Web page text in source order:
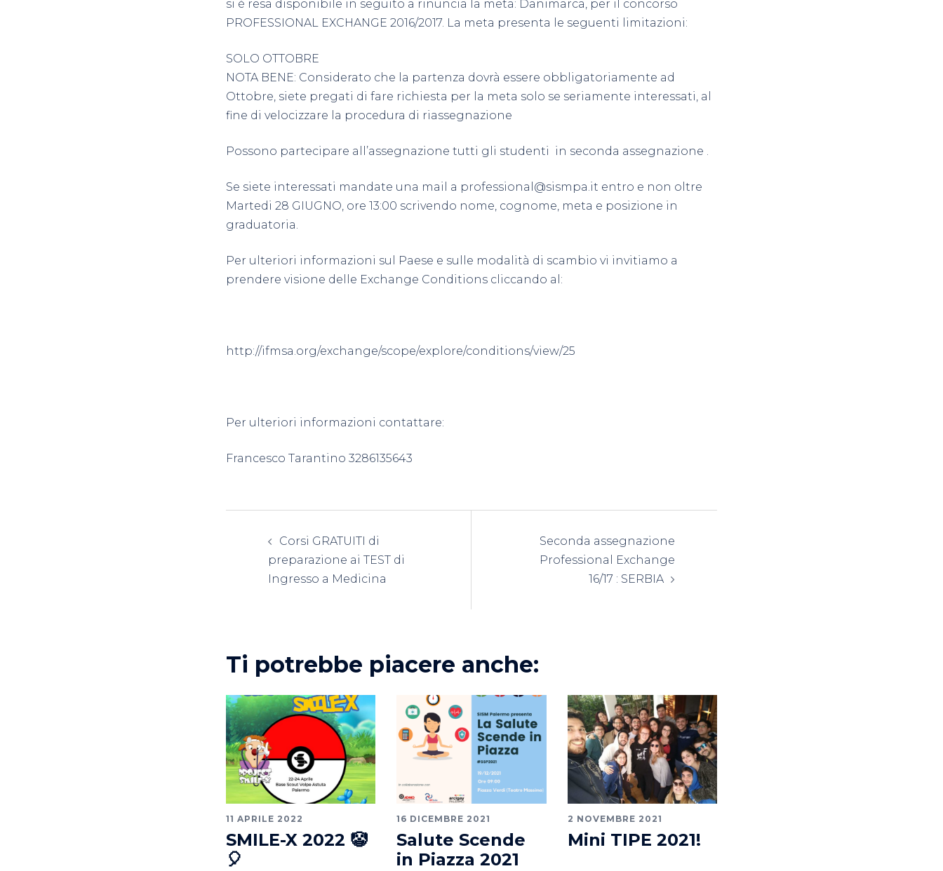
si è resa disponibile in seguito a rinuncia la meta: Danimarca, per il concorso
PROFESSIONAL EXCHANGE 2016/2017. La meta presenta le seguenti limitazioni:
SOLO OTTOBRE
NOTA BENE: Considerato che la partenza dovrà essere obbligatoriamente ad
Ottobre, siete pregati di fare richiesta per la meta solo se seriamente interessati, al
fine di velocizzare la procedura di riassegnazione
Possono partecipare all’assegnazione tutti gli studenti in seconda assegnazione .
Se siete interessati mandate una mail a professional@sismpa.it entro e non oltre
Martedi 28 GIUGNO, ore 13:00 scrivendo nome, cognome, meta e posizione in
graduatoria.
Per ulteriori informazioni sul Paese e sulle modalità di scambio vi invitiamo a
prendere visione delle Exchange Conditions cliccando al:
http://ifmsa.org/exchange/scope/explore/conditions/view/25
Per ulteriori informazioni contattare:
Francesco Tarantino 3286135643
Navigazione
articolo
Corsi GRATUITI di
preparazione ai TEST di
Ingresso a Medicina
Seconda assegnazione
Professional Exchange
16/17 : SERBIA
Ti potrebbe piacere anche:
11 APRILE 2022
SMILE-X 2022 🤡
🎈
16 DICEMBRE 2021
Salute Scende
in Piazza 2021
2 NOVEMBRE 2021
Mini TIPE 2021!